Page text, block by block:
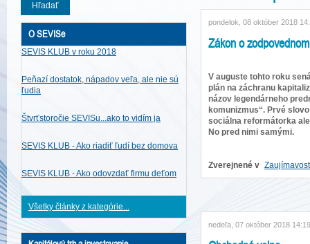
Hľadať
O SEVISe
SEVIS KLUB v roku 2018
Peňazí dostatok, nápadov veľa, ale nie sú
ľudia
Štvrťstoročie SEVISu...ako to vidím ja
SEVIS KLUB - Ako riadiť ľudí bez domova
SEVIS KLUB - Ako odovzdať firmu deťom
Všetky články z kategórie...
pondelok, 08 október 2018
Zákon o
V auguste tohto roku
plán na záchranu
názov legendárneho
komunizmus“. Prvé
sociálna reformátorka
No pred nimi samými.
Zverejnené v
nedeľa, 07 október 2018 14:19